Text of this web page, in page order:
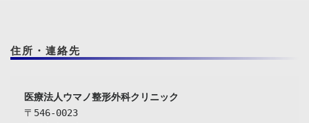
住所・連絡先
〒546-0023